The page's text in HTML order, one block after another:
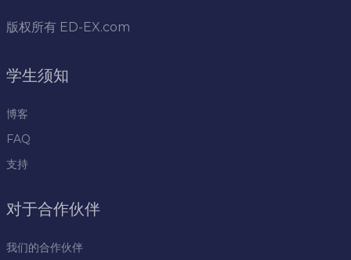
版权所有 ED-EX.com
学生须知
博客
FAQ
支持
对于合作伙伴
我们的合作伙伴